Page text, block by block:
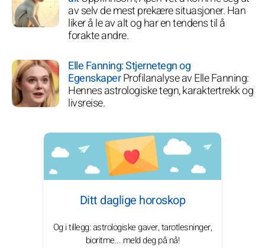
av selv de mest prekære situasjoner. Han
liker å le av alt og har en tendens til å
forakte andre.
Elle Fanning: Stjernetegn og
EgenskaperProfilanalyse av Elle Fanning:
Hennes astrologiske tegn, karaktertrekk og
livsreise.
Ditt daglige horoskop
Og i tillegg: astrologiske gaver, tarotlesninger,
bioritme... meld deg på nå!